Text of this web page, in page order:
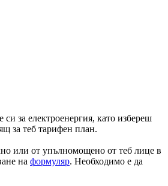
за електроенергия, като избереш
за теб тарифен план.
или от упълномощено от теб лице в
на формуляр. Необходимо е да